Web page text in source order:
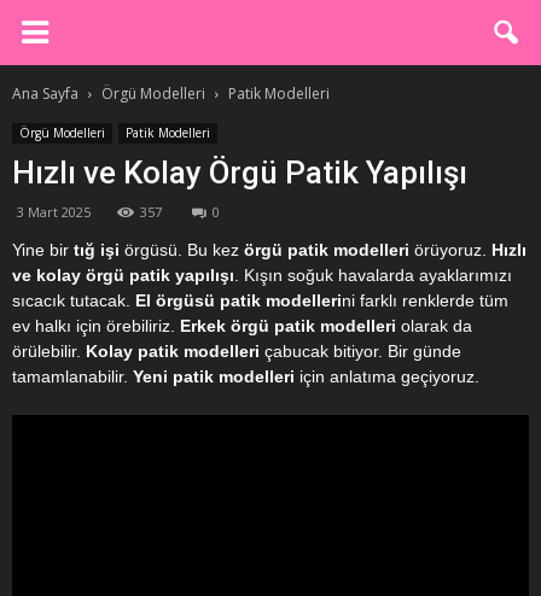
Ana Sayfa Örgü Modelleri Patik Modelleri
Örgü Modelleri Patik Modelleri
Hızlı ve Kolay Örgü Patik Yapılışı
3 Mart 2025 357 0
Yine bir tığ işi örgüsü. Bu kez örgü patik modelleri örüyoruz. Hızlı
ve kolay örgü patik yapılışı . Kışın soğuk havalarda ayaklarımızı
sıcacık tutacak. El örgüsü patik modellerini farklı renklerde tüm
ev halkı için örebiliriz. Erkek örgü patik modelleri olarak da
örülebilir. Kolay patik modelleri çabucak bitiyor. Bir günde
tamamlanabilir. Yeni patik modelleri için anlatıma geçiyoruz.